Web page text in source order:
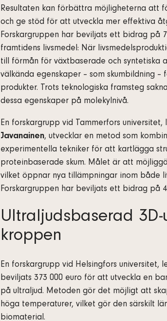
Resultaten kan förbättra möjligheterna att
och ge stöd för att utveckla mer effektiva
Forskargruppen har beviljats ett bidrag på
framtidens livsmedel: När
till förmån för växtbaserade och
välkända egenskaper – som skumbildning
produkter. Trots teknologiska framsteg
dessa egenskaper på molekylnivå.
En forskargrupp vid Tammerfors
Javanainen, utvecklar en metod som
experimentella tekniker för att kartlägga
proteinbaserade skum. Målet är att
vilket öppnar nya tillämpningar inom både
Forskargruppen har beviljats ett bidrag på
Ultraljudsbaserad
kroppen
En forskargrupp vid Helsingfors universitet,
beviljats 373 000 euro för att utveckla en
på ultraljud. Metoden gör det möjligt att
höga temperaturer, vilket gör den särskilt
biomaterial.